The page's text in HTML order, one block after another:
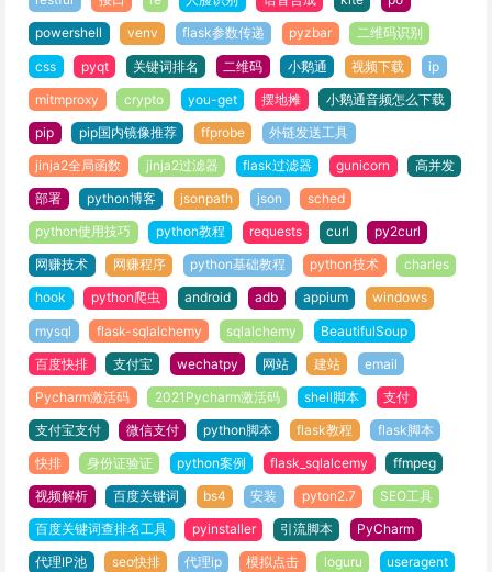
powershell venv flask参数传递 pyzbar 二维码识别
css pyqt 关键词排名 二维码 小鹅通 视频下载 ip
mitmproxy crypto you-get 摆地摊 小鹅通音频怎么下载
pip pip国内镜像推荐 ffprobe 外链发送工具
jinja2全局函数 jinja2过滤器 flask过滤器 gunicorn 高并发
部署 python博客 jsonpath json sched
python使用技巧 python教程 requests curl py2curl
网赚技术 网赚程序 python基础教程 python技术 charles
hook python爬虫 android adb appium windows
mysql flask-sqlalchemy sqlalchemy BeautifulSoup
百度快排 支付宝 wechatpy 网站 建站 email
Pycharm激活码 2021Pycharm激活码 shell脚本 支付
支付宝支付 微信支付 python脚本 flask教程 flask脚本
快排 身份证验证 python案例 flask_sqlalcemy ffmpeg
视频解析 百度关键词 bs4 安装 pyton2.7 SEO工具
百度关键词查排名工具 pyinstaller 引流脚本 PyCharm
代理IP池 seo快排 代理ip 模拟点击 loguru useragent